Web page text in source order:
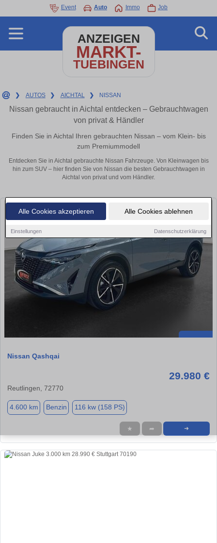
Alle Cookies akzeptieren Alle Cookies ablehnen
Einstellungen Datenschutzerklärung
Event Auto Immo Job
ANZEIGEN
MARKT-
TUEBINGEN
❯ AUTOS ❯ AICHTAL ❯ NISSAN
Nissan gebraucht in Aichtal entdecken – Gebrauchtwagen
von privat & Händler
Finden Sie in Aichtal Ihren gebrauchten Nissan – vom Klein- bis
zum Premiummodell
Entdecken Sie in Aichtal gebrauchte Nissan Fahrzeuge. Von Kleinwagen bis
hin zum SUV – hier finden Sie von Nissan die besten Gebrauchtwagen in
Aichtal von privat und vom Händler.
Nissan Qashqai
29.980 €
Reutlingen, 72770
4.600 km Benzin 116 kw (158 PS)
★ ➦ ➜